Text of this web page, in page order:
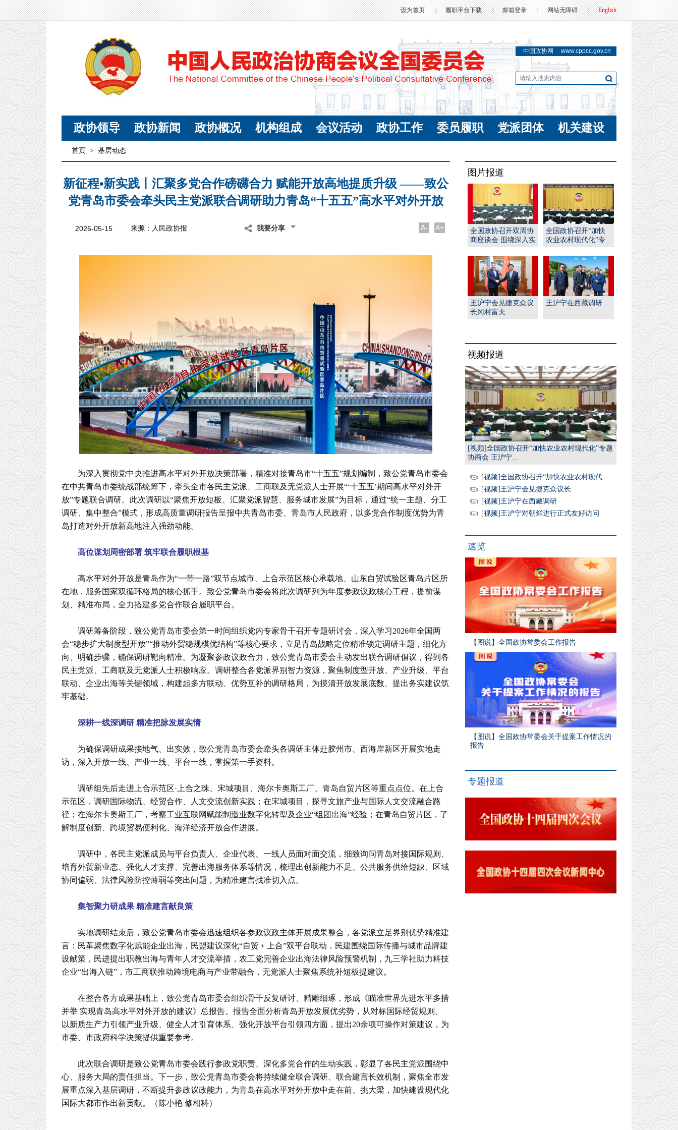
设为首页 履职平台下载 | 邮箱登录 网站无障碍 | English
中国政协网 www.cppcc.gov.cn
政协领导 政协新闻 政协概况 机构组成 会议活动 政协工作 委员履职 党派团体 机关建设
首页 > 基层动态
新征程•新实践丨汇聚多党合作磅礴合力 赋能开放高地提质升级 ——致公
党青岛市委会牵头民主党派联合调研助力青岛“十五五”高水平对外开放
2026-05-15 来源：人民政协报 我要分享 A- A+
为深入贯彻党中央推进高水平对外开放决策部署，精准对接青岛市“十五五”规划编制，致公党青岛市委会
在中共青岛市委统战部统筹下，牵头全市各民主党派、工商联及无党派人士开展“‘十五五’期间高水平对外开
放”专题联合调研。此次调研以“聚焦开放短板、汇聚党派智慧、服务城市发展”为目标，通过“统一主题、分工
调研、集中整合”模式，形成高质量调研报告呈报中共青岛市委、青岛市人民政府，以多党合作制度优势为青
岛打造对外开放新高地注入强劲动能。
高位谋划周密部署 筑牢联合履职根基
高水平对外开放是青岛作为“一带一路”双节点城市、上合示范区核心承载地、山东自贸试验区青岛片区所
在地，服务国家双循环格局的核心抓手。致公党青岛市委会将此次调研列为年度参政议政核心工程，提前谋
划、精准布局，全力搭建多党合作联合履职平台。
调研筹备阶段，致公党青岛市委会第一时间组织党内专家骨干召开专题研讨会，深入学习2026年全国两
会“稳步扩大制度型开放”“推动外贸稳规模优结构”等核心要求，立足青岛战略定位精准锁定调研主题，细化方
向、明确步骤，确保调研靶向精准。为凝聚参政议政合力，致公党青岛市委会主动发出联合调研倡议，得到各
民主党派、工商联及无党派人士积极响应。调研整合各党派界别智力资源，聚焦制度型开放、产业升级、平台
联动、企业出海等关键领域，构建起多方联动、优势互补的调研格局，为摸清开放发展底数、提出务实建议筑
牢基础。
深耕一线深调研 精准把脉发展实情
为确保调研成果接地气、出实效，致公党青岛市委会牵头各调研主体赴胶州市、西海岸新区开展实地走
访，深入开放一线、产业一线、平台一线，掌握第一手资料。
调研组先后走进上合示范区·上合之珠、宋城项目、海尔卡奥斯工厂、青岛自贸片区等重点点位。在上合
示范区，调研国际物流、经贸合作、人文交流创新实践；在宋城项目，探寻文旅产业与国际人文交流融合路
径；在海尔卡奥斯工厂，考察工业互联网赋能制造业数字化转型及企业“组团出海”经验；在青岛自贸片区，了
解制度创新、跨境贸易便利化、海洋经济开放合作进展。
调研中，各民主党派成员与平台负责人、企业代表、一线人员面对面交流，细致询问青岛对接国际规则、
培育外贸新业态、强化人才支撑、完善出海服务体系等情况，梳理出创新能力不足、公共服务供给短缺、区域
协同偏弱、法律风险防控薄弱等突出问题，为精准建言找准切入点。
集智聚力研成果 精准建言献良策
实地调研结束后，致公党青岛市委会迅速组织各参政议政主体开展成果整合，各党派立足界别优势精准建
言：民革聚焦数字化赋能企业出海，民盟建议深化“自贸﹢上合”双平台联动，民建围绕国际传播与城市品牌建
设献策，民进提出职教出海与青年人才交流举措，农工党完善企业出海法律风险预警机制，九三学社助力科技
企业“出海入链”，市工商联推动跨境电商与产业带融合，无党派人士聚焦系统补短板提建议。
在整合各方成果基础上，致公党青岛市委会组织骨干反复研讨、精雕细琢，形成《瞄准世界先进水平多措
并举 实现青岛高水平对外开放的建议》总报告。报告全面分析青岛开放发展优劣势，从对标国际经贸规则、
以新质生产力引领产业升级、健全人才引育体系、强化开放平台引领四方面，提出20余项可操作对策建议，为
市委、市政府科学决策提供重要参考。
此次联合调研是致公党青岛市委会践行参政党职责、深化多党合作的生动实践，彰显了各民主党派围绕中
心、服务大局的责任担当。下一步，致公党青岛市委会将持续健全联合调研、联合建言长效机制，聚焦全市发
展重点深入基层调研，不断提升参政议政能力，为青岛在高水平对外开放中走在前、挑大梁，加快建设现代化
国际大都市作出新贡献。（陈小艳 修相科）
图片报道
全国政协召开双周协
商座谈会 围绕深入实
动...
全国政协召开“加快
农业农村现代化”专
并...
王沪宁会见捷克众议
长冈村富夫
王沪宁在西藏调研
视频报道
[视频]全国政协召开“加快农业农村现代化”专题
协商会 王沪宁...
[视频]全国政协召开“加快农业农村现代...
[视频]王沪宁会见捷克众议长
[视频]王沪宁在西藏调研
[视频]王沪宁对朝鲜进行正式友好访问
速览
【图说】全国政协常委会工作报告
【图说】全国政协常委会关于提案工作情况的
报告
专题报道